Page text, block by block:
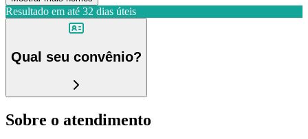
Resultado em até 32 dias úteis
Qual seu convênio?
Sobre o atendimento